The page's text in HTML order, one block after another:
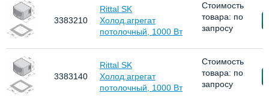
3383210
Rittal SK
Холод.агрегат
потолочный, 1000 Вт
Стоимость
товара: по
запросу
3383140
Rittal SK
Холод.агрегат
потолочный, 1000 Вт
Стоимость
товара: по
запросу